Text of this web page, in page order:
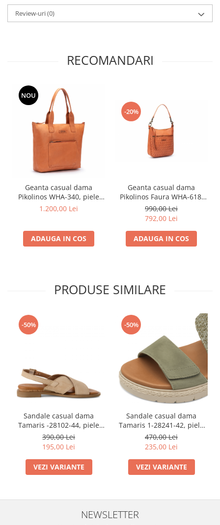
Review-uri(0)
RECOMANDARI
NOU
Geanta casual dama
Pikolinos WHA-340, piele
naturala, nectar
1.200,00 Lei
ADAUGA IN COS
-20%
Geanta casual dama
Pikolinos Faura WHA-618,
piele naturala, nectar
990,00 Lei
792,00 Lei
ADAUGA IN COS
PRODUSE SIMILARE
-50%
Sandale casual dama
Tamaris -28102-44, piele
intoarsa, nude
390,00 Lei
195,00 Lei
VEZI VARIANTE
-50%
Sandale casual dama
Tamaris 1-28241-42, piele
naturala, verde
470,00 Lei
235,00 Lei
VEZI VARIANTE
NEWSLETTER